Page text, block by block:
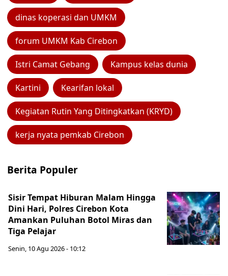
dinas koperasi dan UMKM
forum UMKM Kab Cirebon
Istri Camat Gebang Kampus kelas dunia
Kartini Kearifan lokal
Kegiatan Rutin Yang Ditingkatkan (KRYD)
kerja nyata pemkab Cirebon
Berita Populer
Sisir Tempat Hiburan Malam Hingga
Dini Hari, Polres Cirebon Kota
Amankan Puluhan Botol Miras dan
Tiga Pelajar
Senin, 10 Agu 2026 - 10:12